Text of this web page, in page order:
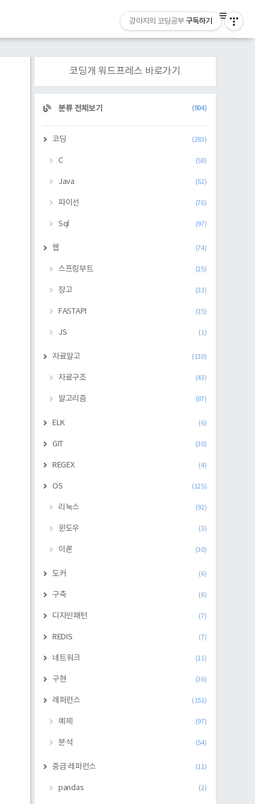
코딩개 워드프레스 바로가기
CATEGORY
분류 전체보기 (904)
코딩 (283)
C (58)
Java (52)
파이선 (76)
Sql (97)
웹 (74)
스프링부트 (25)
장고 (33)
FASTAPI (15)
JS (1)
자료알고 (130)
자료구조 (43)
알고리즘 (87)
ELK (6)
GIT (30)
REGEX (4)
OS (125)
리눅스 (92)
윈도우 (3)
이론 (30)
도커 (6)
구축 (6)
디자인패턴 (7)
REDIS (7)
네트워크 (11)
구현 (36)
레퍼런스 (151)
예제 (97)
분석 (54)
중급 레퍼런스 (11)
pandas (2)
강아지의 코딩공부 구독하기